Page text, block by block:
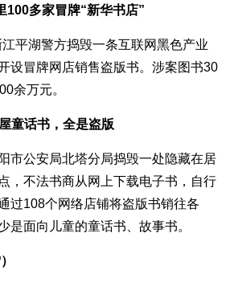
100多家冒牌“新华书店”
湖警方捣毁一条互联网黑色产业
设冒牌网店销售盗版书。涉案图书30
余万元。
童话书，全是盗版
公安局北塔分局捣毁一处隐藏在居
，不法书商从网上下载电子书，自行
过108个网络店铺将盗版书销往各
是面向儿童的童话书、故事书。